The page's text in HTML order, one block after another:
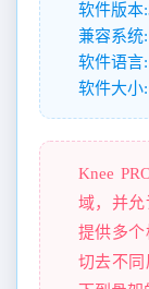
软件版本
兼容系统
软件语言
软件大小
Knee
域，并
提供多个
切去不